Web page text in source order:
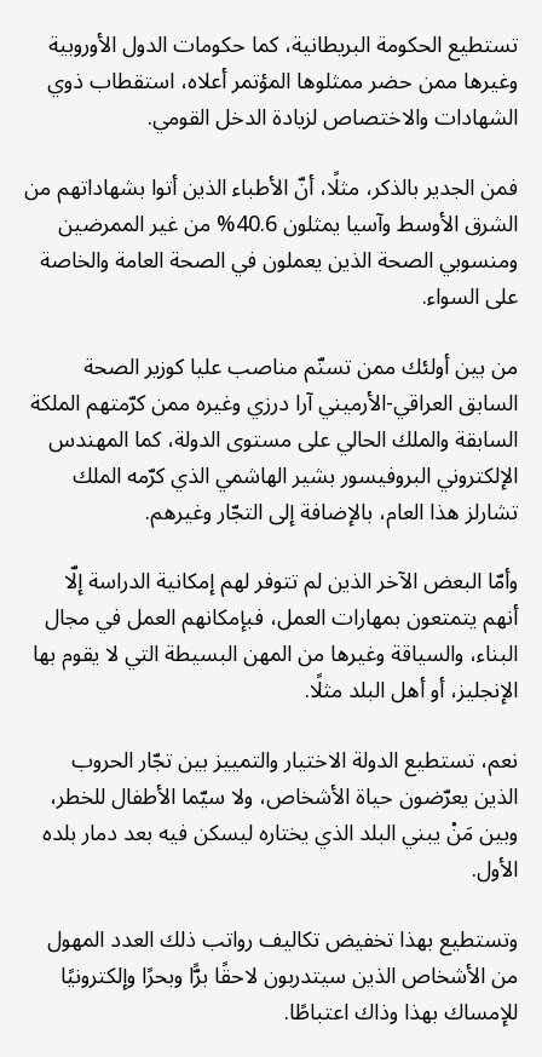
تستطيع الحكومة البريطانية، كما حكومات الدول الأوروبية
وغيرها ممن حضر ممثلوها المؤتمر أعلاه، استقطاب ذوي
الشهادات والاختصاص لزيادة الدخل القومي.
فمن الجدير بالذكر، مثلًا، أنّ الأطباء الذين أتوا بشهاداتهم من
الشرق الأوسط وآسيا يمثلون 40.6% من غير الممرضين
ومنسوبي الصحة الذين يعملون في الصحة العامة والخاصة
على السواء.
من بين أولئك ممن تسنّم مناصب عليا كوزير الصحة
السابق العراقي-الأرميني آرا درزي وغيره ممن كرّمتهم الملكة
السابقة والملك الحالي على مستوى الدولة، كما المهندس
الإلكتروني البروفيسور بشير الهاشمي الذي كرّمه الملك
تشارلز هذا العام، بالإضافة إلى التجّار وغيرهم.
وأمّا البعض الآخر الذين لم تتوفر لهم إمكانية الدراسة إلّا
أنهم يتمتعون بمهارات العمل، فبإمكانهم العمل في مجال
البناء، والسياقة وغيرها من المهن البسيطة التي لا يقوم بها
الإنجليز، أو أهل البلد مثلًا.
نعم، تستطيع الدولة الاختيار والتمييز بين تجّار الحروب
الذين يعرّضون حياة الأشخاص، ولا سيّما الأطفال للخطر،
وبين مَنْ يبني البلد الذي يختاره ليسكن فيه بعد دمار بلده
الأول.
وتستطيع بهذا تخفيض تكاليف رواتب ذلك العدد المهول
من الأشخاص الذين سيتدربون لاحقًا برًّا وبحرًا وإلكترونيًا
للإمساك بهذا وذاك اعتباطًا.